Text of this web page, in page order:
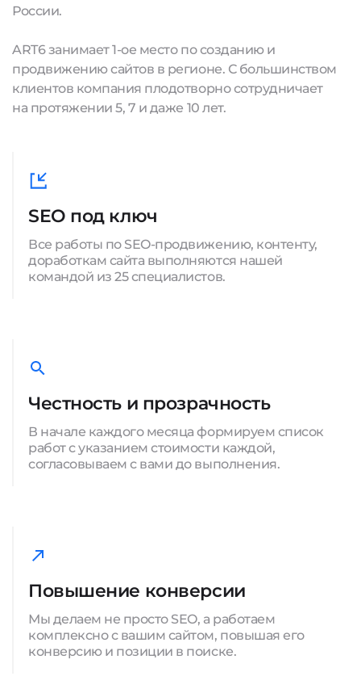
России.
ART6 занимает 1-ое место по созданию и
продвижению сайтов в регионе. С большинством
клиентов компания плодотворно сотрудничает
на протяжении 5, 7 и даже 10 лет.
SEO под ключ
Все работы по SEO-продвижению, контенту,
доработкам сайта выполняются нашей
командой из 25 специалистов.
Честность и прозрачность
В начале каждого месяца формируем список
работ с указанием стоимости каждой,
согласовываем с вами до выполнения.
Повышение конверсии
Мы делаем не просто SEO, а работаем
комплексно с вашим сайтом, повышая его
конверсию и позиции в поиске.